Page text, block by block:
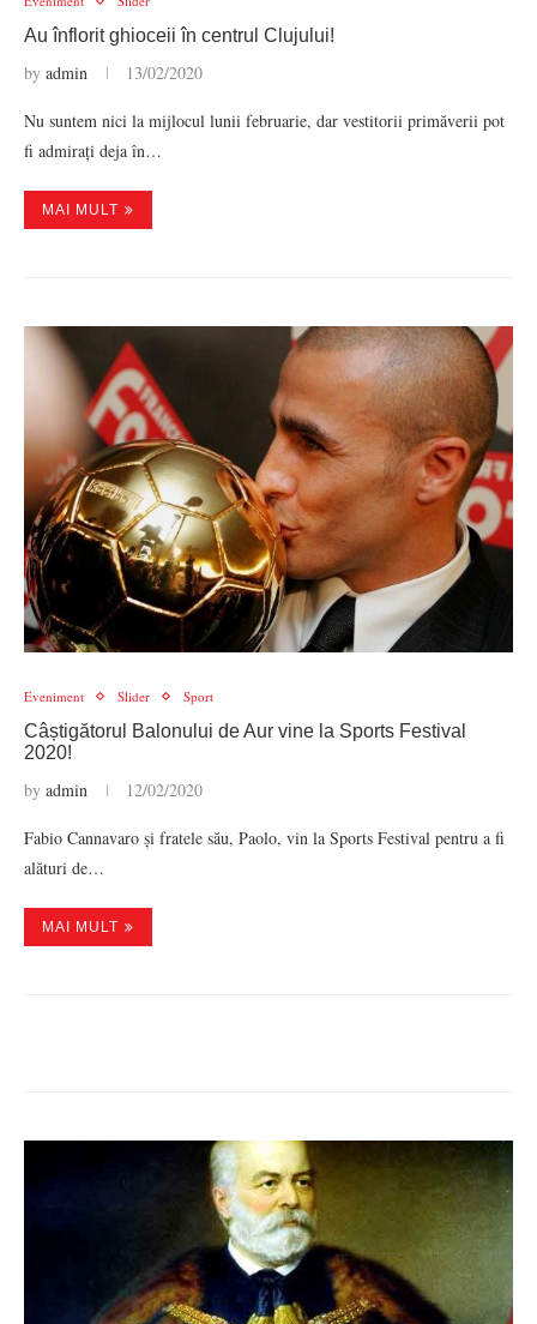
Au înflorit ghioceii în centrul Clujului!
by admin 13/02/2020
Nu suntem nici la mijlocul lunii februarie, dar vestitorii primăverii pot
fi admirați deja în…
MAI MULT
Eveniment Slider Sport
Câștigătorul Balonului de Aur vine la Sports Festival
2020!
by admin 12/02/2020
Fabio Cannavaro și fratele său, Paolo, vin la Sports Festival pentru a fi
alături de…
MAI MULT